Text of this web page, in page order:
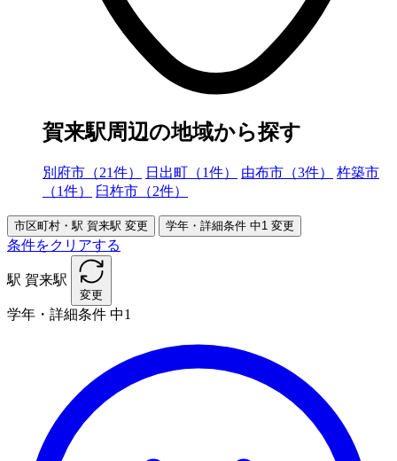
賀来駅周辺の地域から探す
別府市（21件） 日出町（1件） 由布市（3件）
杵築市
（1件）
臼杵市（2件）
市区町村・駅 賀来駅 変更 学年・詳細条件 中1 変更
条件をクリアする
駅 賀来駅
変更
学年・詳細条件 中1